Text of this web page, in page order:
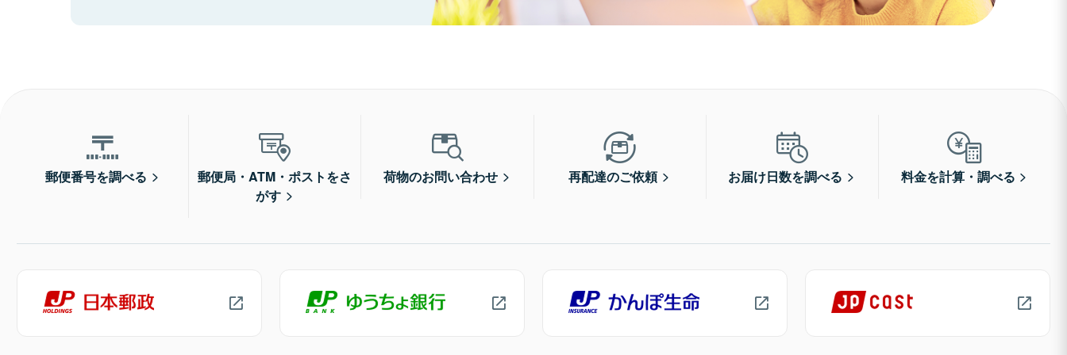
郵便番号を調べる
郵便局・ATM・ポストをさ
がす
荷物のお問い合わせ 再配達のご依頼 お届け日数を調べる 料金を計算・調べる